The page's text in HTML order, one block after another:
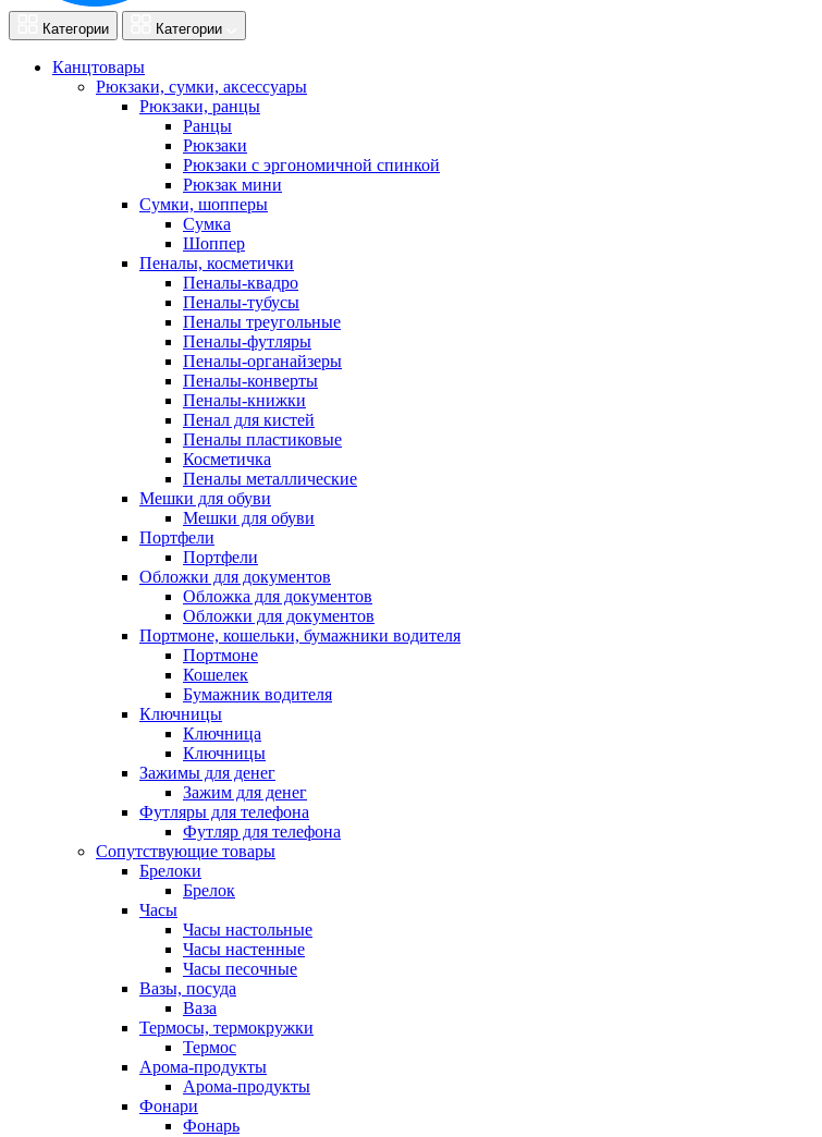
Категории Категории
Канцтовары
Рюкзаки, сумки, аксессуары
Рюкзаки, ранцы
Ранцы
Рюкзаки
Рюкзаки с эргономичной спинкой
Рюкзак мини
Сумки, шопперы
Сумка
Шоппер
Пеналы, косметички
Пеналы-квадро
Пеналы-тубусы
Пеналы треугольные
Пеналы-футляры
Пеналы-органайзеры
Пеналы-конверты
Пеналы-книжки
Пенал для кистей
Пеналы пластиковые
Косметичка
Пеналы металлические
Мешки для обуви
Мешки для обуви
Портфели
Портфели
Обложки для документов
Обложка для документов
Обложки для документов
Портмоне, кошельки, бумажники водителя
Портмоне
Кошелек
Бумажник водителя
Ключницы
Ключница
Ключницы
Зажимы для денег
Зажим для денег
Футляры для телефона
Футляр для телефона
Сопутствующие товары
Брелоки
Брелок
Часы
Часы настольные
Часы настенные
Часы песочные
Вазы, посуда
Ваза
Термосы, термокружки
Термос
Арома-продукты
Арома-продукты
Фонари
Фонарь